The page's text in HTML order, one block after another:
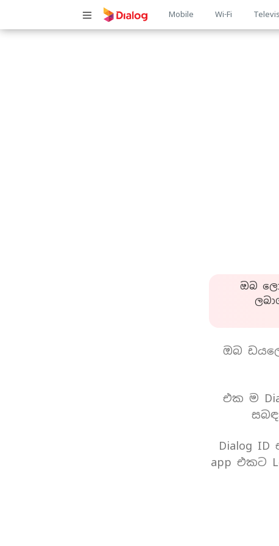
Main
Mobile Wi-Fi
ඔබ
ඔබ
එක ම
Dialog
app එකට